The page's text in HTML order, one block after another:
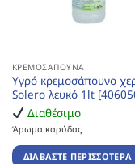
ΚΡΕΜΟΣΆΠΟΥΝΑ
Υγρό κρεμοσάπουνο
Solero λευκό 1lt
Διαθέσιμο
Άρωμα καρύδας
ΔΙΑΒΆΣΤΕ ΠΕΡΙΣΣΌΤΕΡΑ